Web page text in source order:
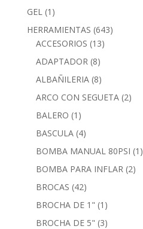
GEL (1)
HERRAMIENTAS (643)
ACCESORIOS (13)
ADAPTADOR (8)
ALBAÑILERIA (8)
ARCO CON SEGUETA (2)
BALERO (1)
BASCULA (4)
BOMBA MANUAL 80PSI (1)
BOMBA PARA INFLAR (2)
BROCAS (42)
BROCHA DE 1" (1)
BROCHA DE 5" (3)